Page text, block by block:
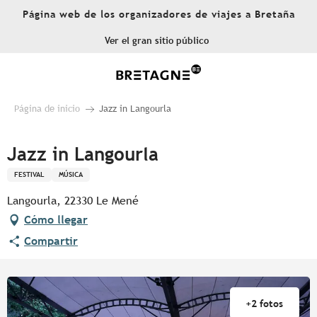
AllerPágina web de los organizadores de viajes a Bretaña
Ver el gran sitio público
Página de inicio Jazz in Langourla
Jazz in Langourla
FESTIVAL MÚSICA
Langourla, 22330 Le Mené
Cómo llegar
Compartir
+2 fotos